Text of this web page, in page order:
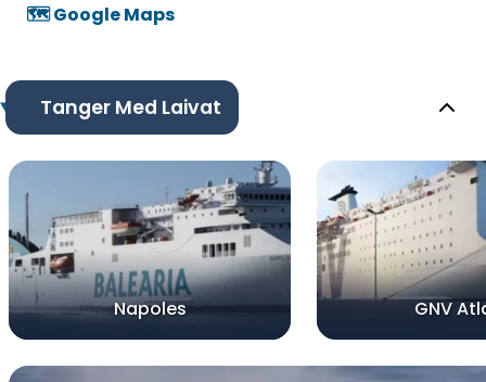
🗺️ Google Maps
Tanger Med Laivat
Napoles GNV